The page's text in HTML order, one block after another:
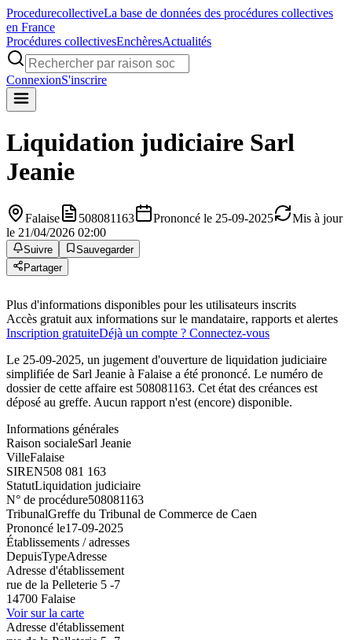
ProcedurecollectiveLa base de données des procédures collectives
en France
Procédures collectivesEnchèresActualités
ConnexionS'inscrire
Liquidation judiciaire Sarl
Jeanie
Falaise 508081163 Prononcé le 25-09-2025
Mis à jour
le 21/04/2026 02:00
Suivre
Sauvegarder
Partager
Plus d'informations disponibles pour les utilisateurs inscrits
Accès gratuit aux informations sur le mandataire, rapports et alertes
Inscription gratuiteDéjà un compte ? Connectez-vous
Le 25-09-2025, un jugement d'ouverture de liquidation judiciaire
simplifiée de Sarl Jeanie à Falaise a été prononcé. Le numéro de
dossier de cette affaire est 508081163. Cet état des créances est
déposé au greffe. Aucun rapport n'est (encore) disponible.
Informations générales
Raison socialeSarl Jeanie
VilleFalaise
SIREN508 081 163
StatutLiquidation judiciaire
N° de procédure508081163
TribunalGreffe du Tribunal de Commerce de Caen
Prononcé le17-09-2025
Établissements / adresses
DepuisTypeAdresse
Adresse d'établissement
rue de la Pelleterie 5 -7
14700 Falaise
Voir sur la carte
Adresse d'établissement